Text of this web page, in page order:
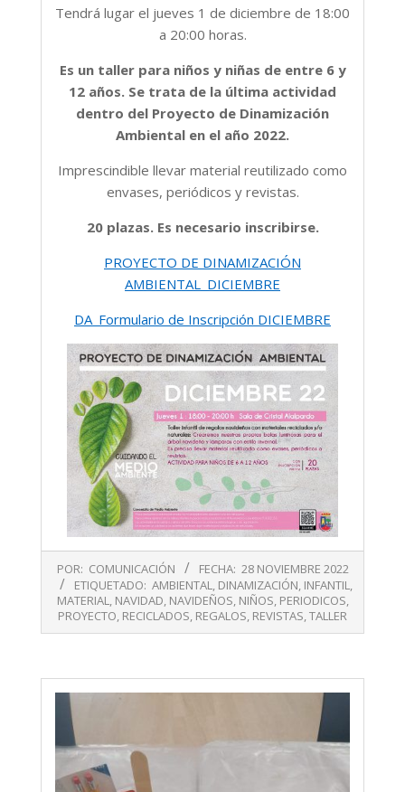
Tendrá lugar el jueves 1 de diciembre de 18:00
a 20:00 horas.
Es un taller para niños y niñas de entre 6 y
12 años. Se trata de la última actividad
dentro del Proyecto de Dinamización
Ambiental en el año 2022.
Imprescindible llevar material reutilizado como
envases, periódicos y revistas.
20 plazas. Es necesario inscribirse.
PROYECTO DE DINAMIZACIÓN
AMBIENTAL_DICIEMBRE
DA_Formulario de Inscripción DICIEMBRE
11-
POR: COMUNICACIÓN FECHA: 28 NOVIEMBRE 2022
ETIQUETADO: AMBIENTAL DINAMIZACIÓN INFANTIL
MATERIAL
NAVIDAD NAVIDEÑOS NIÑOS PERIODICOS
PROYECTO RECICLADOS REGALOS REVISTAS TALLER